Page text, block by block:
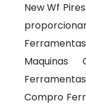
New Wf
Maquinas
Compro